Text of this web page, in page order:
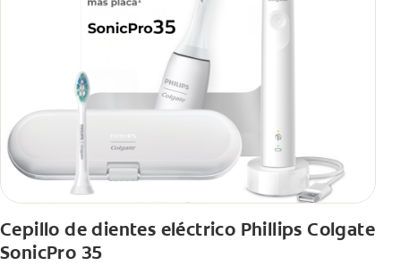
Cepillo de dientes eléctrico Phillips Colgate
SonicPro 35